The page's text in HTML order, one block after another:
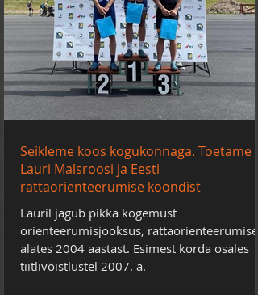
Seikleme koos kogukonnaga. Toetame
Lauri Malsroosi ja Eesti
rattaorienteerumise koondist
Lauril jagub pikka kogemust
orienteerumisjooksus, rattaorienteerumises
alates 2004 aastast. Esimest korda osales
tiitlivõistlustel 2007. a.